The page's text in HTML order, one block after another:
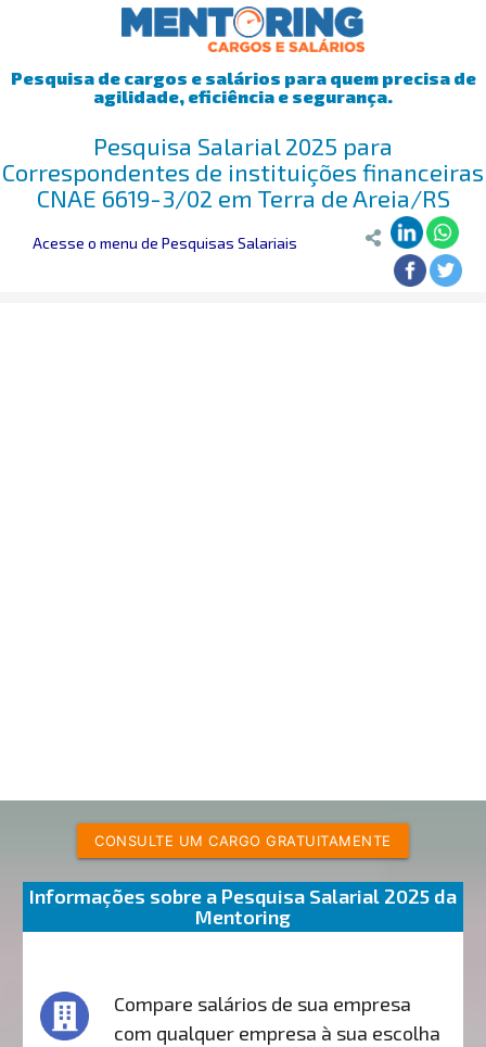
Pesquisa de cargos e salários para quem precisa de
agilidade, eficiência e segurança.
Pesquisa Salarial 2025 para
Correspondentes de instituições financeiras
CNAE 6619-3/02 em Terra de Areia/RS
Acesse o menu de Pesquisas Salariais
CONSULTE UM CARGO GRATUITAMENTE
Informações sobre a Pesquisa Salarial 2025 da
Mentoring
Compare salários de sua empresa
com qualquer empresa à sua escolha